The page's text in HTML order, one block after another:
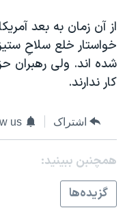
اعتراضات مردمی آبان ۹۸
اسرائیل در جنگ
نرگس محمدی برنده
صفحه‌های ویژه
سفر پرزیدنت ترامپ به
از آن زمان به بعد
خواستار خلع سلاحِ
شده اند. ولی رهبران
کار ندارند.
اشتراک us
همچنبن ببینید:
گزيده‌ها